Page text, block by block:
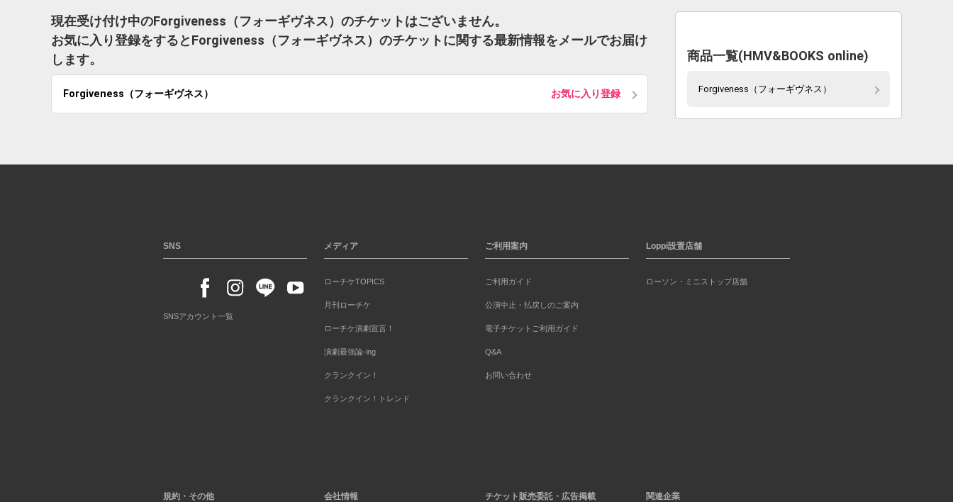
現在受け付け中のForgiveness（フォーギヴネス）のチケットはございません。
お気に入り登録をするとForgiveness（フォーギヴネス）のチケットに関する最新情報をメールでお届け
します。
Forgiveness（フォーギヴネス） お気に入り登録
商品一覧(HMV&BOOKS online)
Forgiveness（フォーギヴネス）
SNS
SNSアカウント一覧
メディア
ローチケTOPICS
月刊ローチケ
ローチケ演劇宣言！
演劇最強論-ing
クランクイン！
クランクイン！トレンド
ご利用案内
ご利用ガイド
公演中止・払戻しのご案内
電子チケットご利用ガイド
Q&A
お問い合わせ
Loppi設置店舗
ローソン・ミニストップ店舗
規約・その他 会社情報 チケット販売委託・広告掲載 関連企業